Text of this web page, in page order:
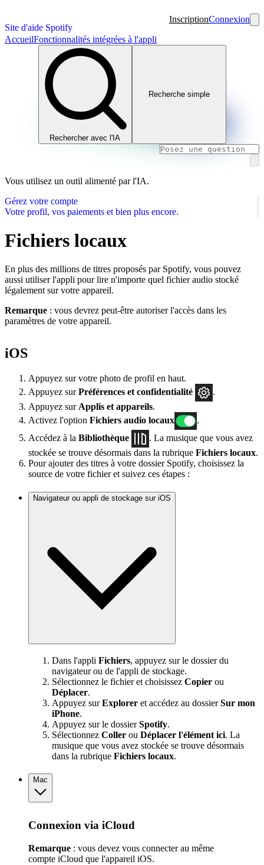
Site d'aide Spotify
InscriptionConnexion
AccueilFonctionnalités intégrées à l'appli
Rechercher avec l'IA
Recherche simple
Vous utilisez un outil alimenté par l'IA.
Gérez votre compte
Votre profil, vos paiements et bien plus encore.
Fichiers locaux
En plus des millions de titres proposés par Spotify, vous pouvez
aussi utiliser l'appli pour lire n'importe quel fichier audio stocké
légalement sur votre appareil.
Remarque : vous devrez peut-être autoriser l'accès dans les
paramètres de votre appareil.
iOS
Appuyez sur votre photo de profil en haut.
Appuyez surPréférences et confidentialité
.
Appuyez sur Applis et appareils.
Activez l'option Fichiers audio locaux
.
Accédez à la Bibliothèque
. La musique que vous avez
stockée se trouve désormais dans la rubrique Fichiers locaux.
Pour ajouter des titres à votre dossier Spotify, choisissez la
source de votre fichier et suivez ces étapes :
Navigateur ou appli de stockage sur iOS
Dans l'appli Fichiers, appuyez sur le dossier du
navigateur ou de l'appli de stockage.
Sélectionnez le fichier et choisissez Copier ou
Déplacer.
Appuyez surExplorer et accédez au dossierSur mon
iPhone.
Appuyez sur le dossierSpotify.
Sélectionnez Coller ou Déplacer l'élément ici. La
musique que vous avez stockée se trouve désormais
dans la rubrique Fichiers locaux.
Mac
Connexion via iCloud
Remarque : vous devez vous connecter au même
compte iCloud que l'appareil iOS.